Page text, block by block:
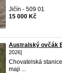
Jičín - 509 01
15 000 Kč
Australský ovčák
2026]
Chovatelská
maji ...